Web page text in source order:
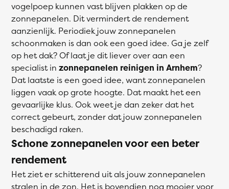
vogelpoep kunnen vast blijven plakken op de
zonnepanelen. Dit vermindert de rendement
aanzienlijk. Periodiek jouw zonnepanelen
schoonmaken is dan ook een goed idee. Ga je zelf
op het dak? Of laat je dit liever over aan een
specialist in zonnepanelen reinigen in Arnhem?
Dat laatste is een goed idee, want zonnepanelen
liggen vaak op grote hoogte. Dat maakt het een
gevaarlijke klus. Ook weet je dan zeker dat het
correct gebeurt, zonder dat jouw zonnepanelen
beschadigd raken.
Schone zonnepanelen voor een beter
rendement
Het ziet er schitterend uit als jouw zonnepanelen
stralen in de zon. Het is bovendien nog mooier voor